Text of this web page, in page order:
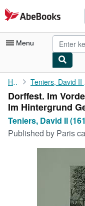
Skip to main content
AbeBooks.com
Menu
My Account
My Purchases
Advanced Search
Browse Collections
Home
Dorffest. Im
Im Hintergrund
Teniers, David II
Published by Paris